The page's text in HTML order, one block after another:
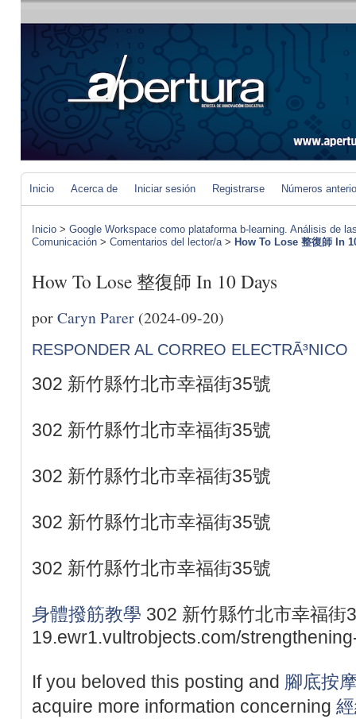
Inicio Acerca de Iniciar sesión Registrarse Números
Inicio > Google Workspace como plataforma b-learning. Análisis de
Comunicación > Comentarios del lector/a> How To Lose 整復師 In
How To Lose 整復師 In 10 Days
porCaryn Parer (2024-09-20)
RESPONDER AL CORREO ELECTRÃ³NICO
302 新竹縣竹北市幸福街35號
302 新竹縣竹北市幸福街35號
302 新竹縣竹北市幸福街35號
302 新竹縣竹北市幸福街35號
302 新竹縣竹北市幸福街35號
身體撥筋教學 302 新竹縣竹北市幸福
19.ewr1.vultrobjects.com/
If you beloved this posting and 腳底按
acquire more information concerning